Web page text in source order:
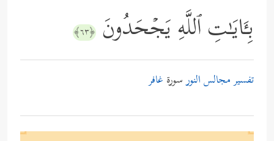
بِـَٔایَـٰتِ ٱللَّهِ یَجۡحَدُونَ ﴿٦٣﴾
تفسير مجالس النورسورة غافر